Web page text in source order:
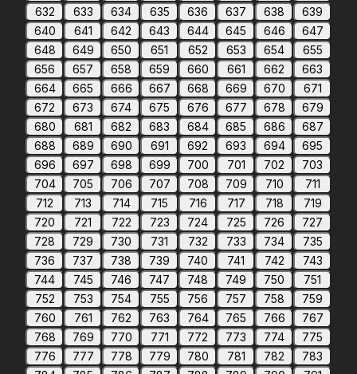
632
633 634 635 636 637 638
639
640
641 642 643 644 645 646
647
648
649 650 651 652 653 654
655
656
657 658 659 660 661 662
663
664
665 666 667 668 669 670
671
672
673 674 675 676 677 678
679
680
681 682 683 684 685 686
687
688
689 690 691 692 693 694
695
696
697 698 699 700 701 702
703
704
705 706 707 708 709 710
711
712
713 714 715 716 717 718
719
720
721 722 723 724 725 726
727
728
729 730 731 732 733 734
735
736
737 738 739 740 741 742
743
744
745 746 747 748 749 750
751
752
753 754 755 756 757 758
759
760
761 762 763 764 765 766
767
768
769 770 771 772 773 774
775
776
777 778 779 780 781 782
783